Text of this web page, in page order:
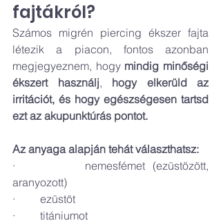
fajtákról?
Számos migrén piercing ékszer fajta
létezik a piacon, fontos azonban
megjegyeznem, hogy mindig minőségi
ékszert használj, hogy elkerüld az
irritációt, és hogy egészségesen tartsd
ezt az akupunktúrás pontot.
Az anyaga alapján tehát választhatsz:
·         nemesfémet (ezüstözött,
aranyozott)
·         ezüstöt
·         titániumot